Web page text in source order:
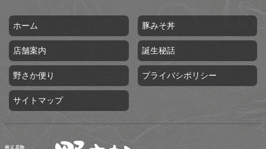
ホーム 豚みそ丼
店舗案内 誕生秘話
野さか便り プライバシポリシー
サイトマップ